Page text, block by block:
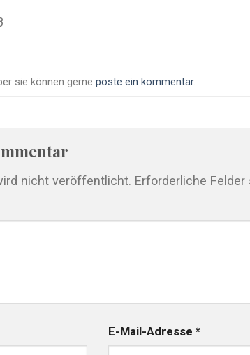
sie können gerne poste ein kommentar.
nicht veröffentlicht. Erforderliche
E-Mail-Adresse*